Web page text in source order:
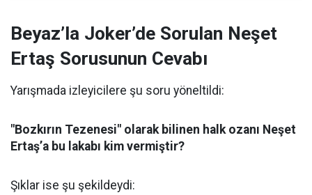
Beyaz’la Joker’de Sorulan Neşet
Ertaş Sorusunun Cevabı
Yarışmada izleyicilere şu soru yöneltildi:
"Bozkırın Tezenesi" olarak bilinen halk ozanı Neşet
Ertaş’a bu lakabı kim vermiştir?
Şıklar ise şu şekildeydi: